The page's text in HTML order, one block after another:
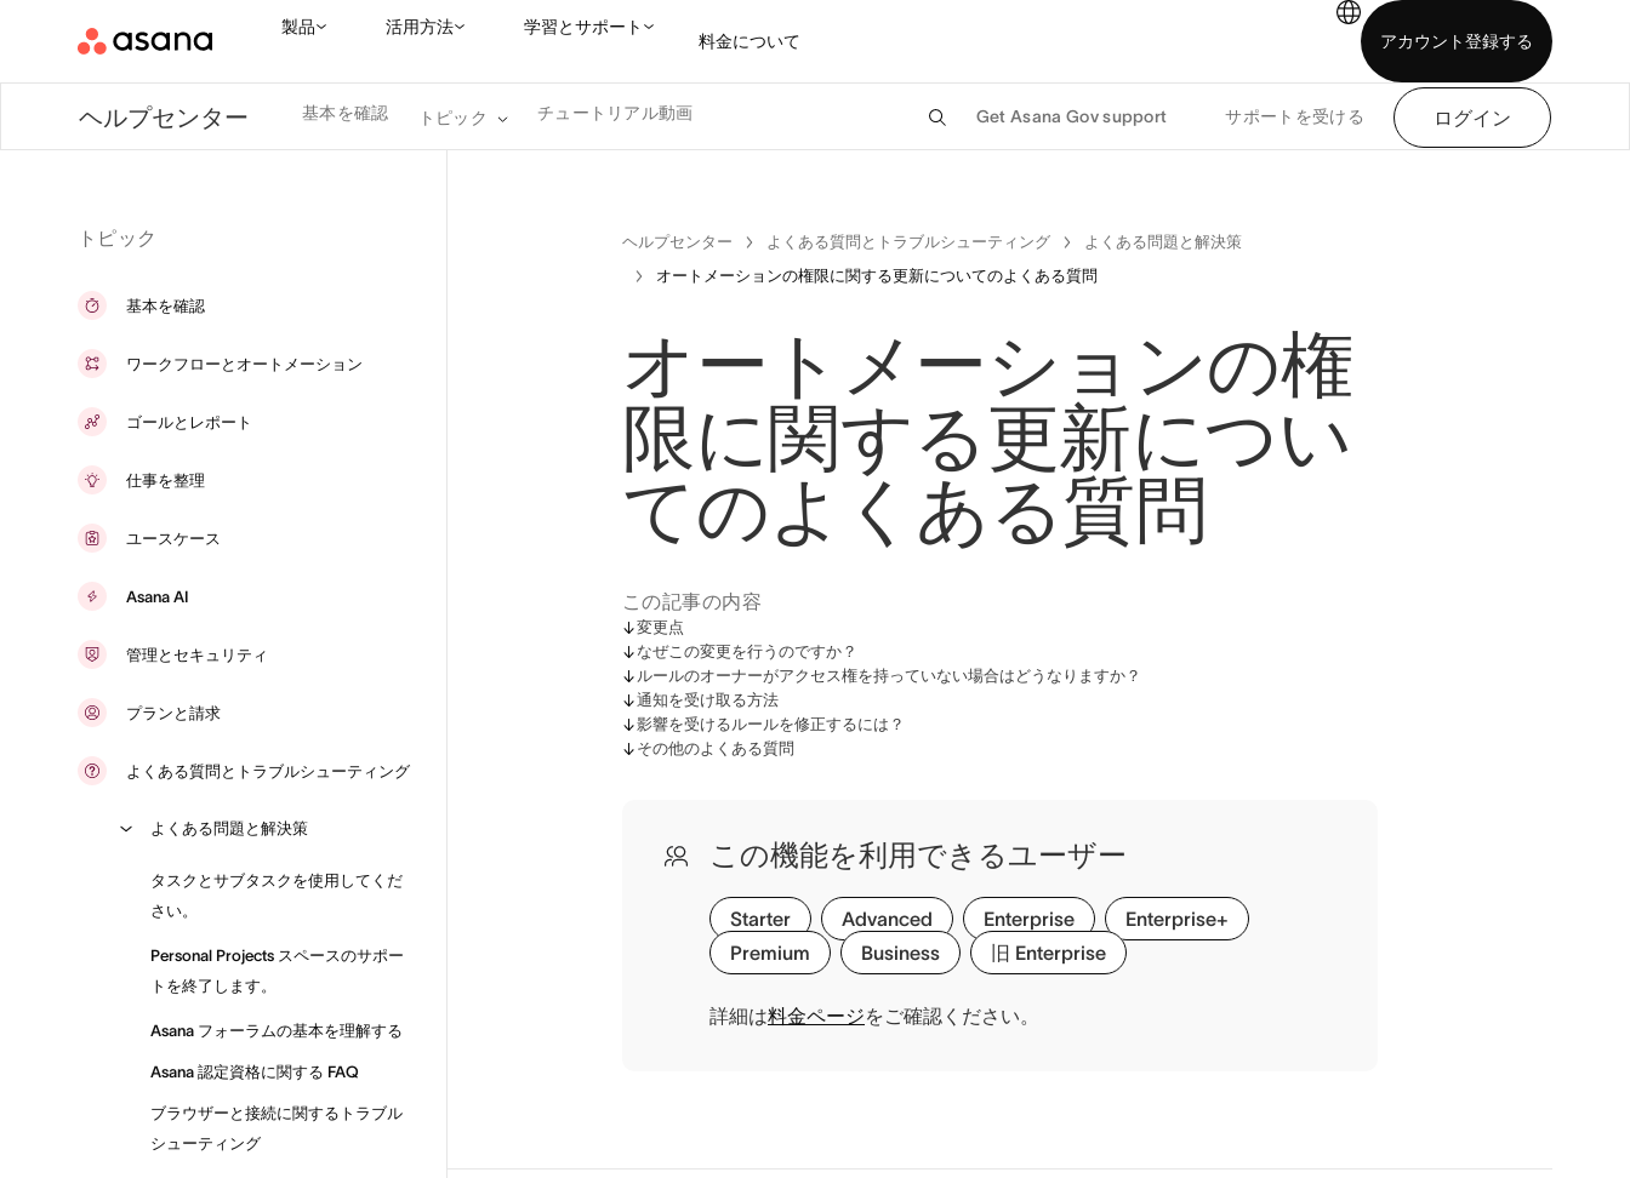
製品 活用方法 学習とサポート
料金について アカウント登録する
モバイルアプリをダウンロード
ヘルプセンター 基本を確認 トピック チュートリアル動画 Get Asana Gov support サポートを受ける ログイン
トピック
基本を確認
ワークフローとオートメーション
ゴールとレポート
仕事を整理
ユースケース
Asana AI
管理とセキュリティ
プランと請求
よくある質問とトラブルシューティング
よくある問題と解決策
タスクとサブタスクを使用してくだ
さい。
Personal Projects スペースのサポー
トを終了します。
Asana フォーラムの基本を理解する
Asana 認定資格に関する FAQ
ブラウザーと接続に関するトラブル
シューティング
ヘルプセンター よくある質問とトラブルシューティング
よくある問題と解決策
オートメーションの権限に関する更新についてのよくある質問
オートメーションの権
限に関する更新につい
てのよくある質問
この記事の内容
変更点
なぜこの変更を行うのですか？
ルールのオーナーがアクセス権を持っていない場合はどうなりますか？
通知を受け取る方法
影響を受けるルールを修正するには？
その他のよくある質問
この機能を利用できるユーザー
Starter Advanced Enterprise
Enterprise+
Premium
Business 旧 Enterprise
詳細は料金ページをご確認ください。